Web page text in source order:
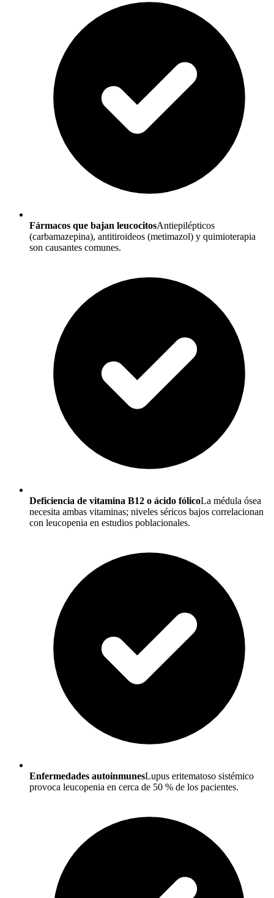
Fármacos que bajan leucocitosAntiepilépticos
(carbamazepina), antitiroideos (metimazol) y quimioterapia
son causantes comunes.
Deficiencia de vitamina B12 o ácido fólicoLa médula ósea
necesita ambas vitaminas; niveles séricos bajos correlacionan
con leucopenia en estudios poblacionales.
Enfermedades autoinmunesLupus eritematoso sistémico
provoca leucopenia en cerca de 50 % de los pacientes.